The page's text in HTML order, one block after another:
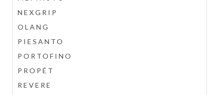
NEXGRIP
OLANG
PIESANTO
PORTOFINO
PROPÉT
REVERE